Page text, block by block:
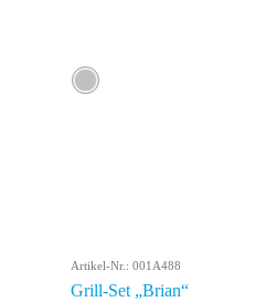
Artikel-Nr.: 001A488
Grill-Set „Brian“